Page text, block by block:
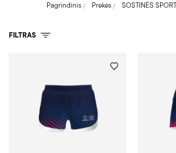
FILTRAS
Pagrindinis Prekės SOSTINĖS